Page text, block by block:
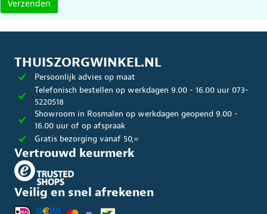
THUISZORGWINKEL.NL
Persoonlijk advies op maat
Telefonisch bestellen op werkdagen 9.00 - 16.00 uur 073-
5220518
Showroom in Rosmalen op werkdagen geopend 9.00 -
16.00 uur of op afspraak
Gratis bezorging vanaf 50,=
Vertrouwd keurmerk
Veilig en snel afrekenen